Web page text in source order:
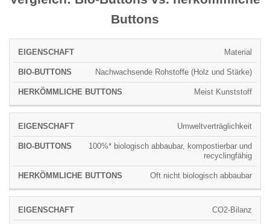
Buttons
EIGENSCHAFT
HERKÖMMLICHEMaterial
Nachwachsende Rohstoffe (Holz und Stärke)
Meist Kunststoff
Umweltverträglichkeit
100%* biologisch abbaubar, kompostierbar und
recyclingfähig
Oft nicht biologisch abbaubar
CO2-Bilanz